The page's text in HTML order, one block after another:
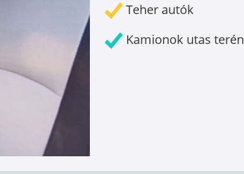
Teher autók
Kamionok utas